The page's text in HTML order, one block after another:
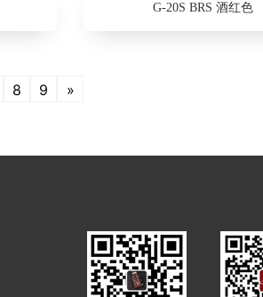
G-20S BRS 酒红色
8 9 »